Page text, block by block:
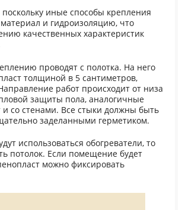
поскольку иные способы крепления
и гидроизоляцию, что
качественных характеристик
проводят с полотка. На него
толщиной в 5 сантиметров,
работ происходит от низа
защиты пола, аналогичные
и со стенами. Все стыки должны быть
заделанными герметиком.
использоваться обогреватели, то
потолок. Если помещение будет
можно фиксировать